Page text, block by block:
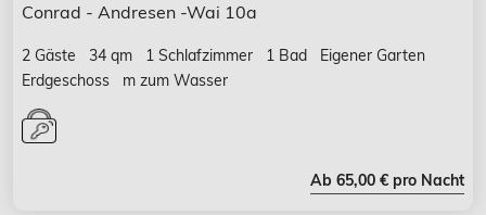
Conrad - Andresen -Wai 10a
2 Gäste 34 qm 1 Schlafzimmer 1 Bad
Eigener Garten
Erdgeschoss
m zum Wasser
Ab 65,00 € pro Nacht